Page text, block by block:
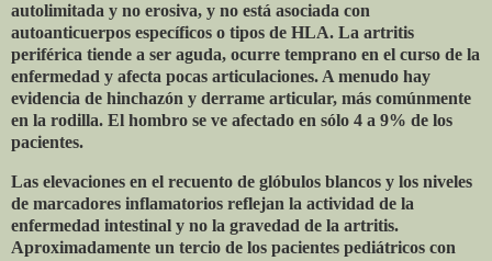
autolimitada y no erosiva, y no está asociada con
autoanticuerpos específicos o tipos de HLA. La artritis
periférica tiende a ser aguda, ocurre temprano en el curso de la
enfermedad y afecta pocas articulaciones. A menudo hay
evidencia de hinchazón y derrame articular, más comúnmente
en la rodilla. El hombro se ve afectado en sólo 4 a 9% de los
pacientes.
Las elevaciones en el recuento de glóbulos blancos y los niveles
de marcadores inflamatorios reflejan la actividad de la
enfermedad intestinal y no la gravedad de la artritis.
Aproximadamente un tercio de los pacientes pediátricos con